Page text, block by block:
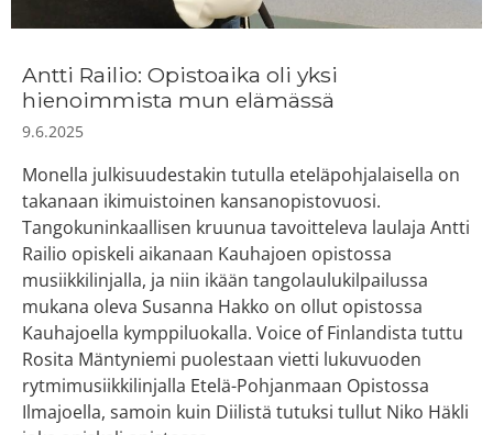
Antti Railio: Opistoaika oli yksi
hienoimmista mun elämässä
9.6.2025
Monella julkisuudestakin tutulla eteläpohjalaisella on
takanaan ikimuistoinen kansanopistovuosi.
Tangokuninkaallisen kruunua tavoitteleva laulaja Antti
Railio opiskeli aikanaan Kauhajoen opistossa
musiikkilinjalla, ja niin ikään tangolaulukilpailussa
mukana oleva Susanna Hakko on ollut opistossa
Kauhajoella kymppiluokalla. Voice of Finlandista tuttu
Rosita Mäntyniemi puolestaan vietti lukuvuoden
rytmimusiikkilinjalla Etelä-Pohjanmaan Opistossa
Ilmajoella, samoin kuin Diilistä tutuksi tullut Niko Häkli